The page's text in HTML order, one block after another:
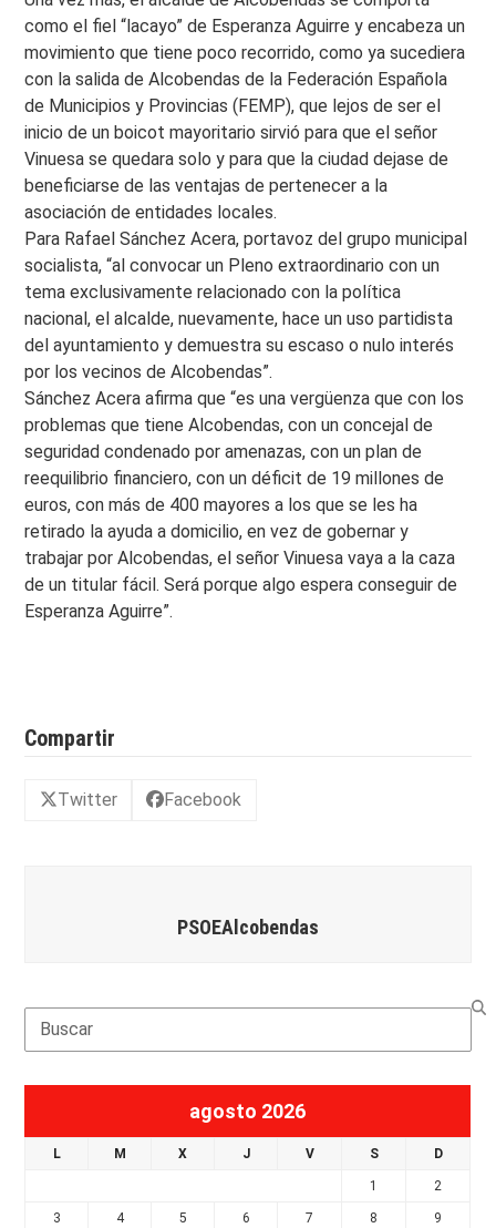
como el fiel “lacayo” de Esperanza Aguirre y encabeza un
movimiento que tiene poco recorrido, como ya sucediera
con la salida de Alcobendas de la Federación Española
de Municipios y Provincias (FEMP), que lejos de ser el
inicio de un boicot mayoritario sirvió para que el señor
Vinuesa se quedara solo y para que la ciudad dejase de
beneficiarse de las ventajas de pertenecer a la
asociación de entidades locales.
Para Rafael Sánchez Acera, portavoz del grupo municipal
socialista, “al convocar un Pleno extraordinario con un
tema exclusivamente relacionado con la política
nacional, el alcalde, nuevamente, hace un uso partidista
del ayuntamiento y demuestra su escaso o nulo interés
por los vecinos de Alcobendas”.
Sánchez Acera afirma que “es una vergüenza que con los
problemas que tiene Alcobendas, con un concejal de
seguridad condenado por amenazas, con un plan de
reequilibrio financiero, con un déficit de 19 millones de
euros, con más de 400 mayores a los que se les ha
retirado la ayuda a domicilio, en vez de gobernar y
trabajar por Alcobendas, el señor Vinuesa vaya a la caza
de un titular fácil. Será porque algo espera conseguir de
Esperanza Aguirre”.
Compartir
Twitter Facebook
PSOEAlcobendas
Search
agosto 2026
L M X J V S D
1 2
3 4 5 6 7 8 9